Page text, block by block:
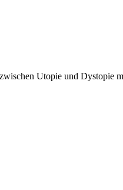
Utopie und Dystopie